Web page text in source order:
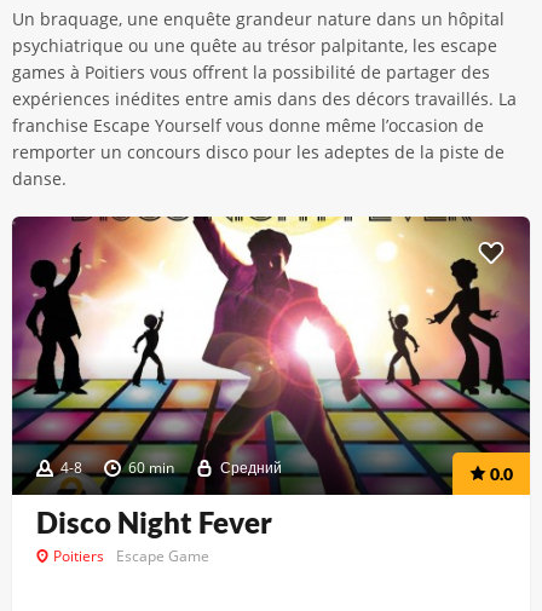
Un braquage, une enquête grandeur nature dans un hôpital
psychiatrique ou une quête au trésor palpitante, les escape
games à Poitiers vous offrent la possibilité de partager des
expériences inédites entre amis dans des décors travaillés. La
franchise Escape Yourself vous donne même l’occasion de
remporter un concours disco pour les adeptes de la piste de
danse.
4-8 60 min Средний 0.0
Disco Night Fever
Poitiers Escape Game